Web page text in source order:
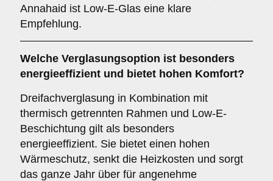
Annahaid ist Low-E-Glas eine klare
Empfehlung.
Welche Verglasungsoption ist besonders
energieeffizient und bietet hohen Komfort?
Dreifachverglasung in Kombination mit
thermisch getrennten Rahmen und Low-E-
Beschichtung gilt als besonders
energieeffizient. Sie bietet einen hohen
Wärmeschutz, senkt die Heizkosten und sorgt
das ganze Jahr über für angenehme